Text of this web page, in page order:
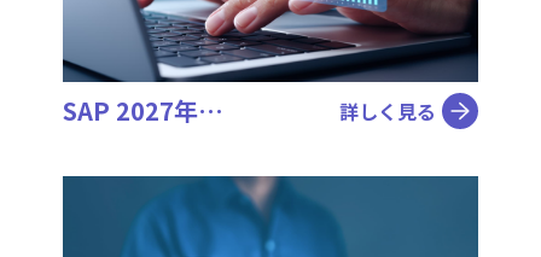
SAP 2027年… 詳しく見る